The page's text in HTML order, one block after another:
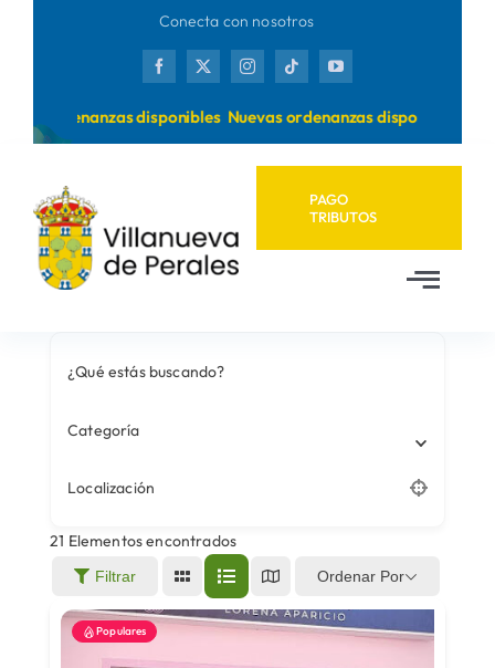
Conecta con nosotros
ordenanzas disponibles Nuevas ordenanzas disponibles
PAGO
TRIBUTOS
Ayuntamiento
Municipio
Áreas
Sede Electrónica
¿Qué estás buscando?
Categoría
Localización
21 Elementos encontrados
Filtrar Ordenar Por
Populares